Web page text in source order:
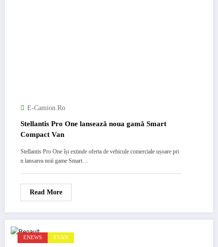
E-Camion.ro
Stellantis Pro One lansează noua gamă Smart
Compact Van
Stellantis Pro One își extinde oferta de vehicule comerciale ușoare pri
n lansarea noii game Smart…
Read More
ENEWS EVAN